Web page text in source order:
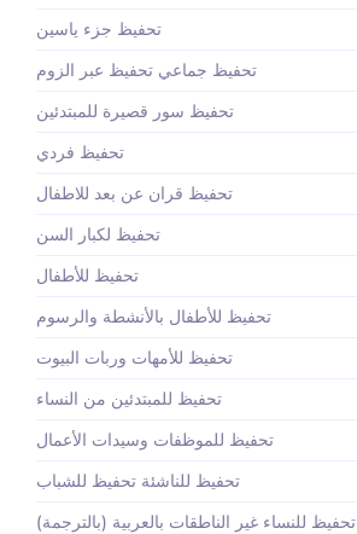
تحفيظ جزء ياسين
تحفيظ جماعي تحفيظ عبر الزوم
تحفيظ سور قصيرة للمبتدئين
تحفيظ فردي
تحفيظ قران عن بعد للاطفال
تحفيظ لكبار السن
تحفيظ للأطفال
تحفيظ للأطفال بالأنشطة والرسوم
تحفيظ للأمهات وربات البيوت
تحفيظ للمبتدئين من النساء
تحفيظ للموظفات وسيدات الأعمال
تحفيظ للناشئة تحفيظ للشباب
تحفيظ للنساء غير الناطقات بالعربية (بالترجمة)